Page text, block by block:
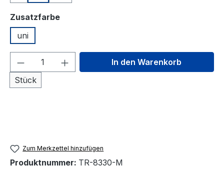
Zusatzfarbeauswählen
uni
Produkt Anzahl: Gib den
Stück
In den Warenkorb
Zum Merkzettel hinzufügen
Produktnummer: TR-8330-M